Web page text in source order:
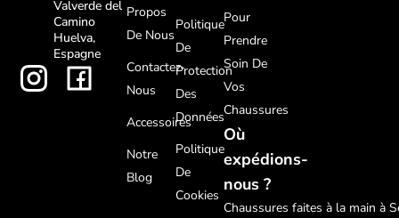
Valverde del
Camino
Huelva,
Espagne
Propos
De Nous
Contactez-
Nous
Accessoires
Notre
Blog
Politique
De
Protection
Des
Données
Politique
De
Cookies
Pour
Prendre
Soin De
Vos
Chaussures
Où
expédions-
nous ?
Chaussures faites à la main à